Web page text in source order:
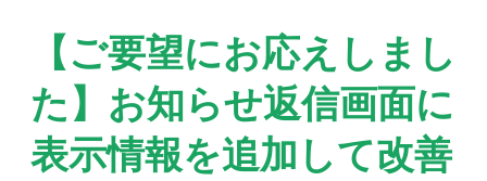
【ご要望にお応えしまし
た】お知らせ返信画面に
表示情報を追加して改善